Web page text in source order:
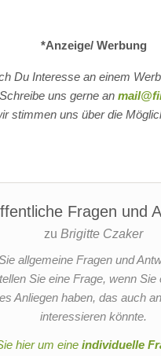
*Anzeige/ Werbung
Du Interesse an einem
uns gerne an
stimmen uns über die
Fragen und
zu Brigitte Czaker
allgemeine Fragen und
Sie eine Frage, wenn Sie
Anliegen haben, das auch
interessieren könnte.
hier um eineindividuelle